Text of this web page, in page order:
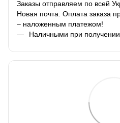
Заказы отправляем по всей
Новая почта. Оплата заказа
– наложенным платежом!
Наличными при получении